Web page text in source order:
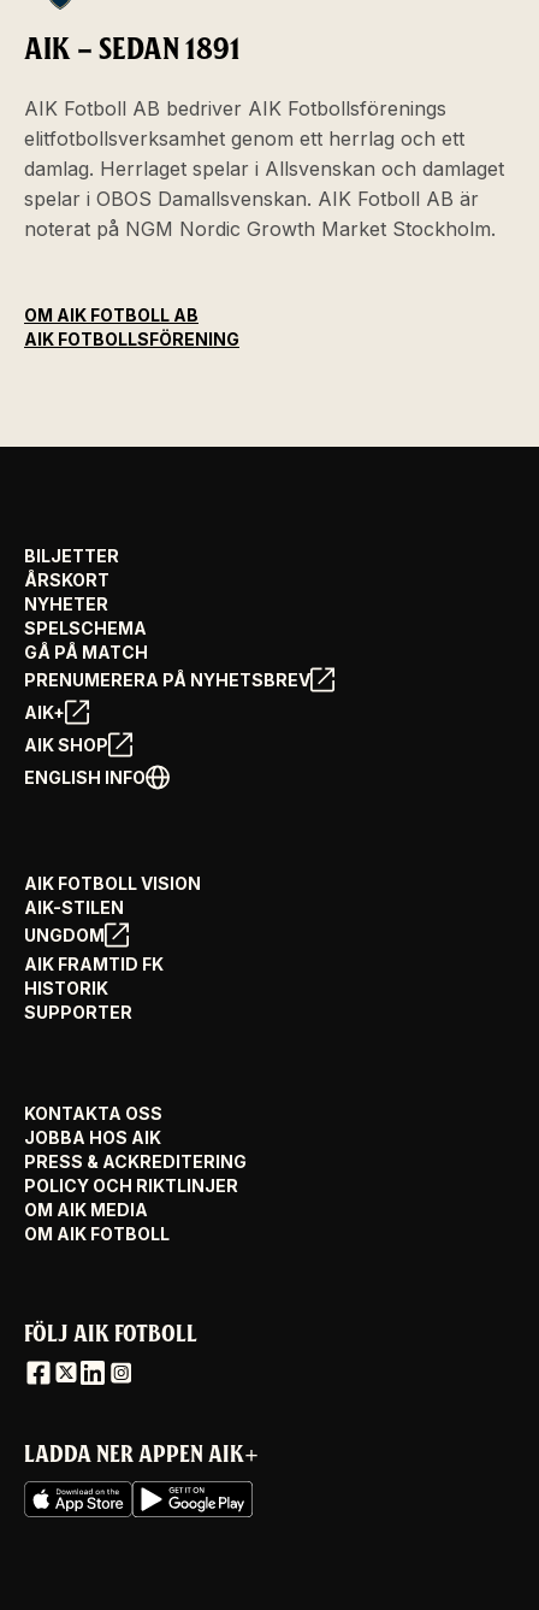
AIK – SEDAN 1891
AIK Fotboll AB bedriver AIK Fotbollsförenings
elitfotbollsverksamhet genom ett herrlag och ett
damlag. Herrlaget spelar i Allsvenskan och damlaget
spelar i OBOS Damallsvenskan. AIK Fotboll AB är
noterat på NGM Nordic Growth Market Stockholm.
OM AIK FOTBOLL AB
AIK FOTBOLLSFÖRENING
BILJETTER
ÅRSKORT
NYHETER
SPELSCHEMA
GÅ PÅ MATCH
PRENUMERERA PÅ NYHETSBREV
AIK+
AIK SHOP
ENGLISH INFO
AIK FOTBOLL VISION
AIK-STILEN
UNGDOM
AIK FRAMTID FK
HISTORIK
SUPPORTER
KONTAKTA OSS
JOBBA HOS AIK
PRESS & ACKREDITERING
POLICY OCH RIKTLINJER
OM AIK MEDIA
OM AIK FOTBOLL
FÖLJ AIK FOTBOLL
LADDA NER APPEN AIK+